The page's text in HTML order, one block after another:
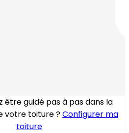
être guidé pas à pas dans la
votre toiture ?Configurer ma
toiture